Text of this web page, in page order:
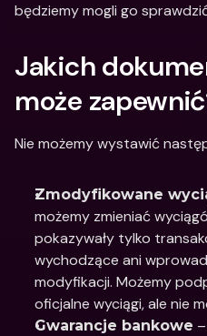
będziemy mogli go
Jakich
może
Nie możemy wystawić
Zmodyfikowane
możemy zmieniać
pokazywały tylko
wychodzące ani
modyfikacji. Możemy
oficjalne wyciągi, ale nie
Gwarancje bankowe